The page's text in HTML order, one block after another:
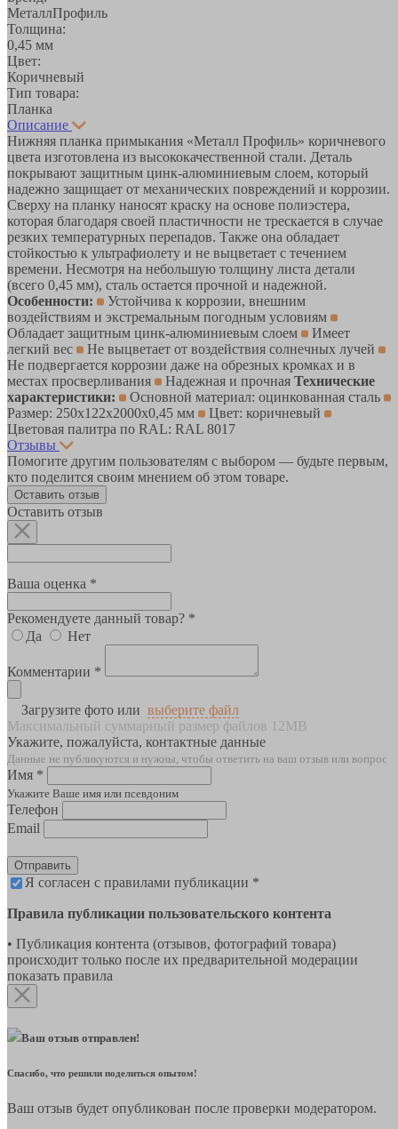
МеталлПрофиль
Толщина:
0,45 мм
Цвет:
Коричневый
Тип товара:
Планка
Описание
Нижняя планка примыкания «Металл Профиль» коричневого
цвета изготовлена из высококачественной стали. Деталь
покрывают защитным цинк-алюминиевым слоем, который
надежно защищает от механических повреждений и коррозии.
Сверху на планку наносят краску на основе полиэстера,
которая благодаря своей пластичности не трескается в случае
резких температурных перепадов. Также она обладает
стойкостью к ультрафиолету и не выцветает с течением
времени. Несмотря на небольшую толщину листа детали
(всего 0,45 мм), сталь остается прочной и надежной.
Особенности:
Устойчива к коррозии, внешним
воздействиям и экстремальным погодным условиям
Обладает защитным цинк-алюминиевым слоем
Имеет
легкий вес
Не выцветает от воздействия солнечных лучей
Не подвергается коррозии даже на обрезных кромках и в
местах просверливания
Надежная и прочная Технические
характеристики:
Основной материал: оцинкованная сталь
Размер: 250х122х2000х0,45 мм
Цвет: коричневый
Цветовая палитра по RAL: RAL 8017
Отзывы
Помогите другим пользователям с выбором — будьте первым,
кто поделится своим мнением об этом товаре.
Оставить отзыв
Оставить отзыв
Ваша оценка *
Рекомендуете данный товар? *
Да
Нет
Комментарии *
Загрузите фото или выберите файл
Максимальный суммарный размер файлов 12MB
Укажите, пожалуйста, контактные данные
Данные не публикуются и нужны, чтобы ответить на ваш отзыв или вопрос
Имя *
Укажите Ваше имя или псевдоним
Телефон
Email
Отправить
Я согласен с правилами публикации *
Правила публикации пользовательского контента
• Публикация контента (отзывов, фотографий товара)
происходит только после их предварительной модерации
показать правила
Ваш отзыв отправлен!
Спасибо, что решили поделиться опытом!
Ваш отзыв будет опубликован после проверки модератором.